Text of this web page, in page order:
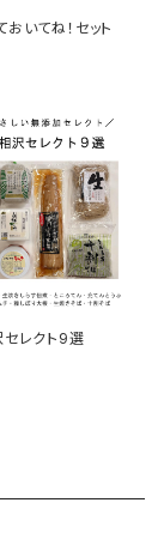
いてね！セット
レクト9選